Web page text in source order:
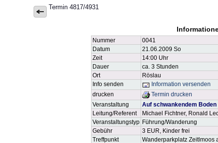
Termin 4817/4931
Nummer
0041
Datum
21.06.2009 So
Zeit
14:00 Uhr
Dauer
ca. 3 Stunden
Ort
Röslau
Info senden
Information versenden
drucken
Termin drucken
Veranstaltung
Auf schwankendem
Leitung/Referent
Michael Fichtner, Ronald
Veranstaltungstyp Führung/Wanderung
Gebühr
3 EUR, Kinder frei
Treffpunkt
Wanderparkplatz Zeitlmoos